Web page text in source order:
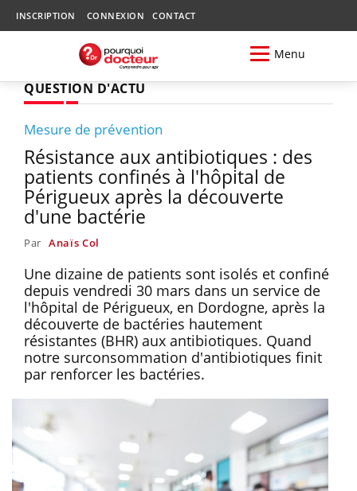
INSCRIPTION CONNEXION CONTACT
Menu
QUESTION D'ACTU
Mesure de prévention
Résistance aux antibiotiques : des
patients confinés à l'hôpital de
Périgueux après la découverte
d'une bactérie
Par Anaïs Col
Une dizaine de patients sont isolés et confiné
depuis vendredi 30 mars dans un service de
l'hôpital de Périgueux, en Dordogne, après la
découverte de bactéries hautement
résistantes (BHR) aux antibiotiques. Quand
notre surconsommation d'antibiotiques finit
par renforcer les bactéries.